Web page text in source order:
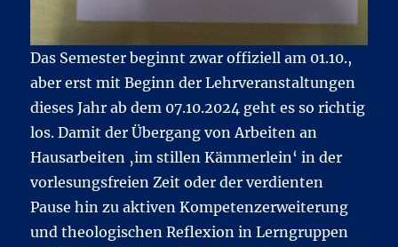
Das Semester beginnt zwar offiziell am 01.10.,
aber erst mit Beginn der Lehrveranstaltungen
dieses Jahr ab dem 07.10.2024 geht es so richtig
los. Damit der Übergang von Arbeiten an
Hausarbeiten ‚im stillen Kämmerlein‘ in der
vorlesungsfreien Zeit oder der verdienten
Pause hin zu aktiven Kompetenzerweiterung
und theologischen Reflexion in Lerngruppen